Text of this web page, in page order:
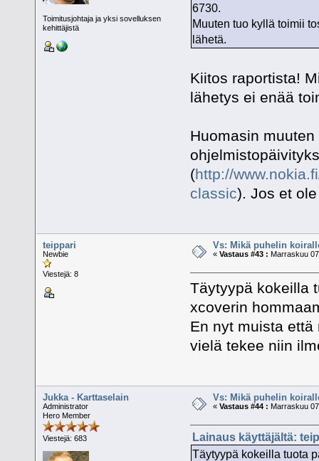
Toimitusjohtaja ja yksi sovelluksen
kehittäjistä
6730.
Muuten tuo kyllä toimii
lähetä.
Kiitos raportista!
lähetys ei enää
Huomasin
(http://
classic). Jos et
teippari
Newbie
Viestejä: 8
Vs: Mikä puhelin
«Vastaus #43 : Marraskuu
Täytyypä kokeilla
xcoverin
En nyt muista
vielä tekee niin
Jukka - Karttaselain
Administrator
Hero Member
Viestejä: 683
Vs: Mikä puhelin
«Vastaus #44 : Marraskuu
Lainaus käyttäjältä:
Täytyypä kokeilla tuota